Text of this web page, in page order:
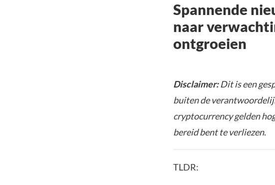
Spannende
naar
ontgroeien
Disclaimer:Dit is een
buiten de
cryptocurrency gelden
bereid bent te verliezen.
TLDR: